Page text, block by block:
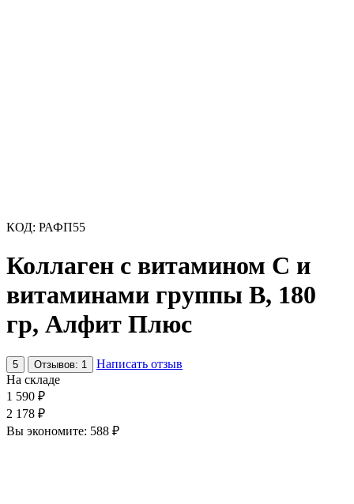
КОД: РАФП55
Коллаген с витамином С и
витаминами группы В, 180
гр, Алфит Плюс
5 Отзывов: 1
Написать отзыв
На складе
1 590 ₽
2 178 ₽
Вы экономите: 588 ₽